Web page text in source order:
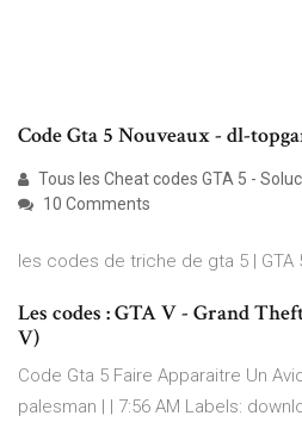
Code Gta 5 Nouveaux - dl-
Tous les Cheat codes GTA 5 -
10 Comments
les codes de triche de gta 5 | GTA
Les codes : GTA V - Grand
V)
Code Gta 5 Faire Apparaitre Un
palesman | | 7:56 AM Labels: